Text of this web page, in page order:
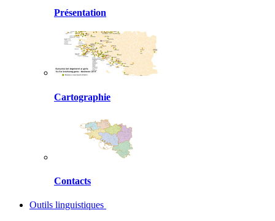
Présentation
Cartographie
Contacts
Outils linguistiques